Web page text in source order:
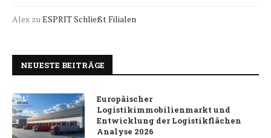
Alex zuESPRIT Schließt Filialen
NEUESTE BEITRÄGE
Europäischer
Logistikimmobilienmarkt und
Entwicklung der Logistikflächen
Analyse 2026